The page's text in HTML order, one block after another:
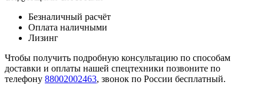
Безналичный расчёт
Оплата наличными
Лизинг
Чтобы получить подробную консультацию по способам
доставки и оплаты нашей спецтехники позвоните по
телефону 88002002463, звонок по России бесплатный.